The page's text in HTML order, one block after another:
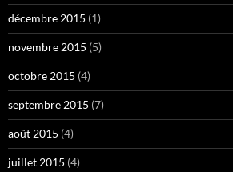
décembre 2015 (1)
novembre 2015 (5)
octobre 2015 (4)
septembre 2015 (7)
août 2015 (4)
juillet 2015 (4)